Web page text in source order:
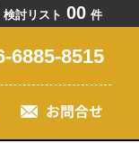
検討リスト 00 件
6885-8515